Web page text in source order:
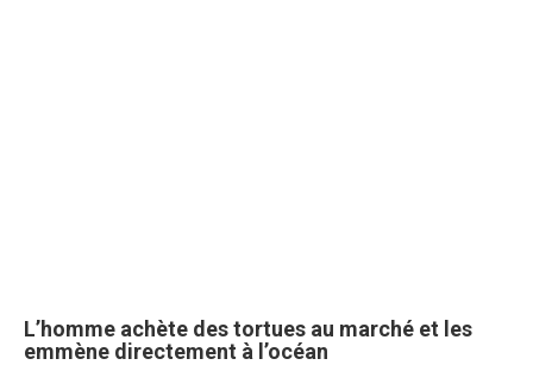
L’homme achète des tortues au marché et les
emmène directement à l’océan